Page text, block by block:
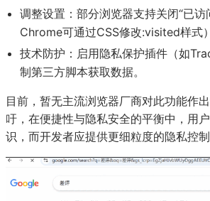
调整设置：部分浏览器支持关闭“已访
Chrome可通过CSS修改:visited样式）
技术防护：启用隐私保护插件（如
制第三方脚本获取数据。
目前，暂无主流浏览器厂商对此功能作
吁，在便捷性与隐私安全的平衡中，用
识，而开发者应提供更细粒度的隐私控制